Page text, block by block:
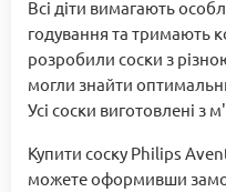
Всі діти вимагають
годування та тримають
розробили соски з
могли знайти
Усі соски виготовлені з
Купити соску Philips
можете оформивши